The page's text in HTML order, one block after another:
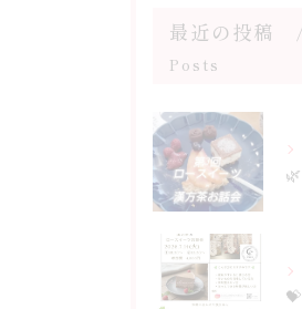
最近の投稿
Posts
🌿
💝